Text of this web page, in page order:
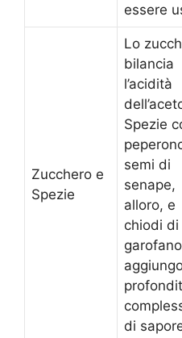
essere
Zucchero e
Spezie
Lo
bilancia
l’acidità
Spezie
semi di
senape,
alloro, e
chiodi di
garofano
di